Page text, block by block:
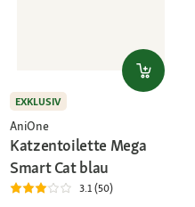
EXKLUSIV
AniOne
Katzentoilette Mega
Smart Cat blau
3.1 (50)